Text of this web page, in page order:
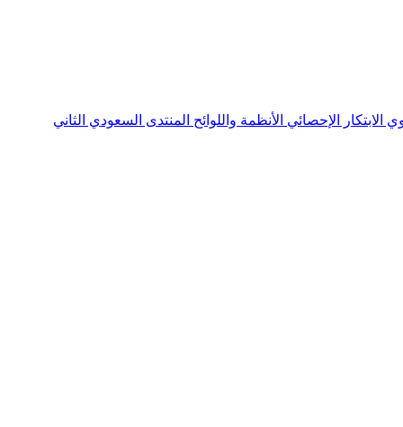
الابتكار الإحصائي الأنظمة واللوائح المنتدى السعودي الثاني